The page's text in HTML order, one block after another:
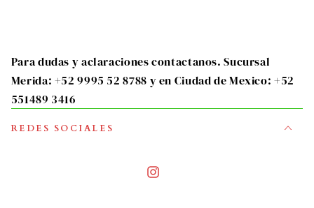
Para dudas y aclaraciones contactanos. Sucursal
Merida: +52 9995 52 8788 y en Ciudad de Mexico: +52
551489 3416
REDES SOCIALES
Instagram